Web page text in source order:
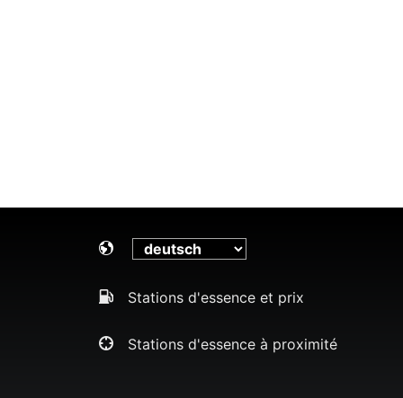
Stations d'essence et prix
Stations d'essence à proximité